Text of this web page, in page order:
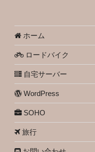
ホーム
ロードバイク
自宅サーバー
WordPress
SOHO
旅行